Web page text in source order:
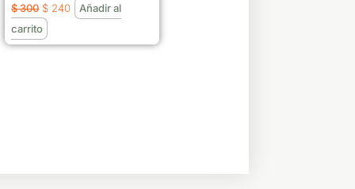
$300 $ 240
Añadir al
carrito